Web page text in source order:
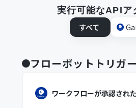
実行可能なAPIア
すべて
フローボットトリガー
ワークフローが承認され